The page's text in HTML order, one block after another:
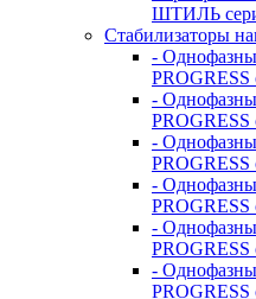
ШТИЛЬ
Стабилизаторы
-
PROGRESS
-
PROGRESS
-
PROGRESS
-
PROGRESS
-
PROGRESS
-
PROGRESS